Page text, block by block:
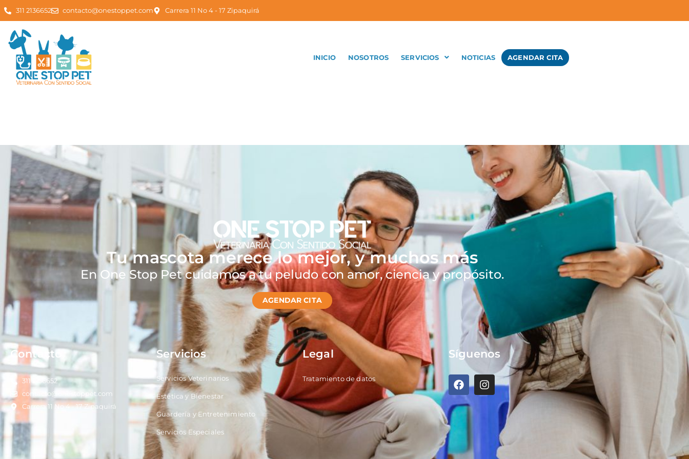
311 2136652 contacto@onestoppet.com Carrera 11 No 4 - 17 Zipaquirá
INICIO NOSOTROS SERVICIOS NOTICIAS AGENDAR CITA
Tu mascota merece lo mejor, y muchos más
En One Stop Pet cuidamos a tu peludo con amor, ciencia y propósito.
AGENDAR CITA
Contacto
311 2136652
contacto@onestoppet.com
Carrera 11 No 4 - 17 Zipaquirá
Servicios
Servicios Veterinarios
Estética y Bienestar
Guardería y Entretenimiento
Servicios Especiales
Legal
Tratamiento de datos
Síguenos